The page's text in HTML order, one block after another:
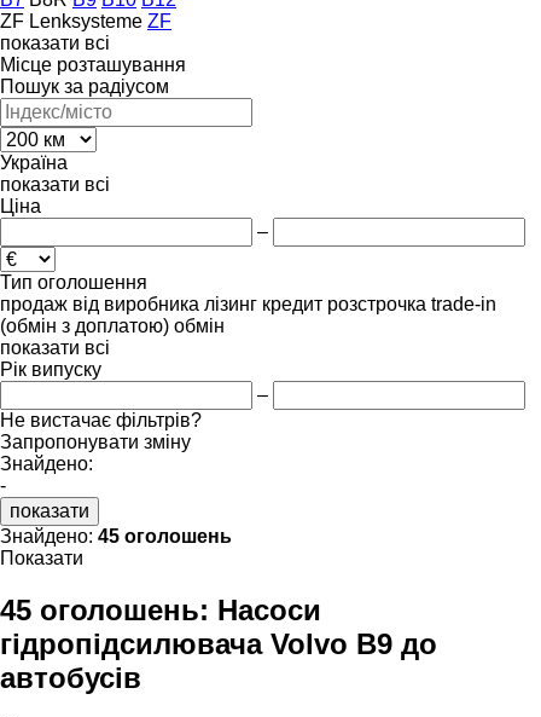
ZF Lenksysteme ZF
показати всі
Місце розташування
Пошук за радіусом
Україна
показати всі
Ціна
–
Тип оголошення
продаж від виробника лізинг кредит розстрочка trade-in
(обмін з доплатою) обмін
показати всі
Рік випуску
–
Не вистачає фільтрів?
Запропонувати зміну
Знайдено:
-
показати
Знайдено: 45 оголошень
Показати
45 оголошень: Насоси
гідропідсилювача Volvo B9 до
автобусів